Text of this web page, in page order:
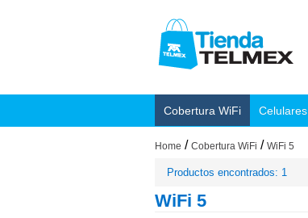
Cobertura WiFi Celulares
Home / Cobertura WiFi / WiFi 5
Productos encontrados: 1
WiFi 5